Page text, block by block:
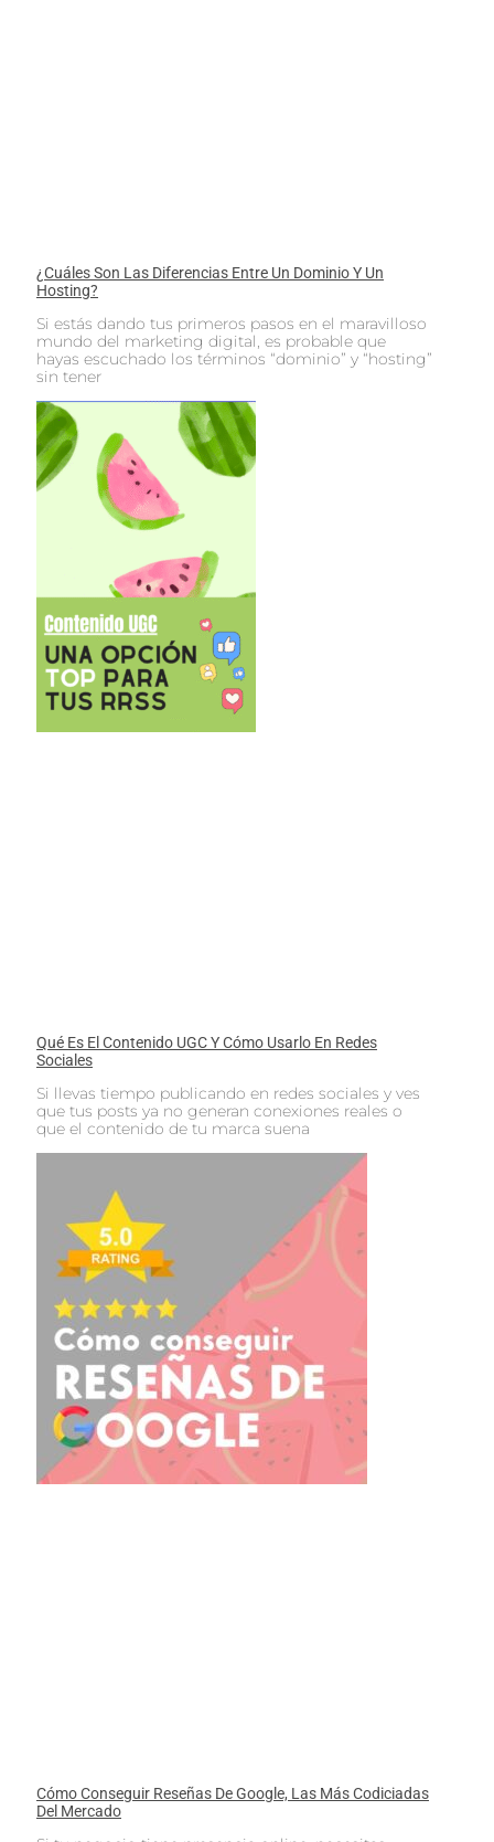
¿Cuáles Son Las Diferencias Entre Un Dominio Y Un
Hosting?
Si estás dando tus primeros pasos en el maravilloso
mundo del marketing digital, es probable que
hayas escuchado los términos “dominio” y “hosting”
sin tener
Qué Es El Contenido UGC Y Cómo Usarlo En Redes
Sociales
Si llevas tiempo publicando en redes sociales y ves
que tus posts ya no generan conexiones reales o
que el contenido de tu marca suena
Cómo Conseguir Reseñas De Google, Las Más Codiciadas
Del Mercado